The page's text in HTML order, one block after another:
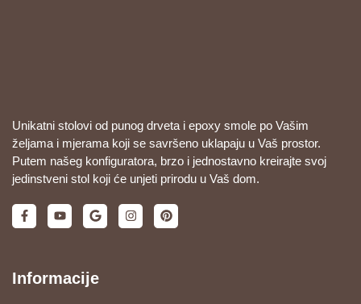
Unikatni stolovi od punog drveta i epoxy smole po Vašim
željama i mjerama koji se savršeno uklapaju u Vaš prostor.
Putem našeg konfiguratora, brzo i jednostavno kreirajte svoj
jedinstveni stol koji će unjeti prirodu u Vaš dom.
Informacije